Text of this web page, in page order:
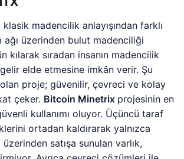
madencilik anlayışından farklı
ağı üzerinden bulut madenciliği
kılarak sıradan insanın madencilik
elde etmesine imkân verir. Şu
proje; güvenilir, çevreci ve kolay
çeker. Bitcoin Minetrix projesinin en
kullanımı oluyor. Üçüncü taraf
ortadan kaldırarak yalnızca
satışa sunulan varlık,